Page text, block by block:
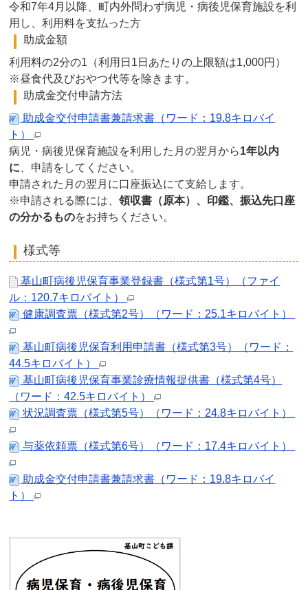
令和7年4月以降、町内外問わず病児・病後児保育施設を利
用し、利用料を支払った方
助成金額
利用料の2分の1（利用日1日あたりの上限額は1,000円）
※昼食代及びおやつ代等を除きます。
助成金交付申請方法
助成金交付申請書兼請求書（ワード：19.8キロバイ
ト）
病児・病後児保育施設を利用した月の翌月から1年以内
に 、申請をしてください。
申請された月の翌月に口座振込にて支給します。
※申請される際には、領収書（原本）、印鑑、振込先口座
の分かるものをお持ちください。
様式等
基山町病後児保育事業登録書（様式第1号）（ファイ
ル：120.7キロバイト）
健康調査票（様式第2号）（ワード：25.1キロバイト）
基山町病後児保育利用申請書（様式第3号）（ワード：
44.5キロバイト）
基山町病後児保育事業診療情報提供書（様式第4号）
（ワード：42.5キロバイト）
状況調査票（様式第5号）（ワード：24.8キロバイト）
与薬依頼票（様式第6号）（ワード：17.4キロバイト）
助成金交付申請書兼請求書（ワード：19.8キロバイ
ト）